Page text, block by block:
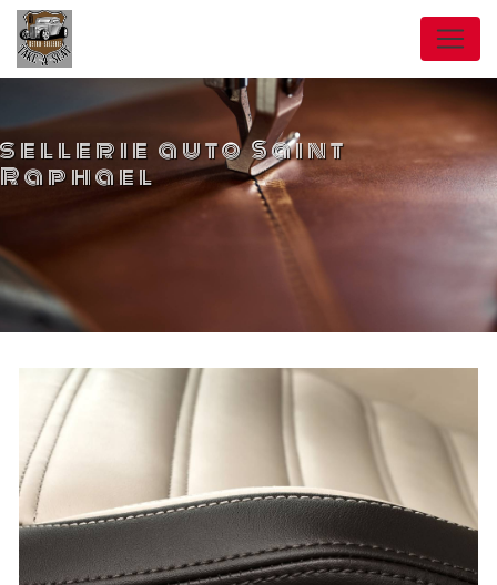
sellerie auto Saint
Raphael
Panneau de gestion des cookies